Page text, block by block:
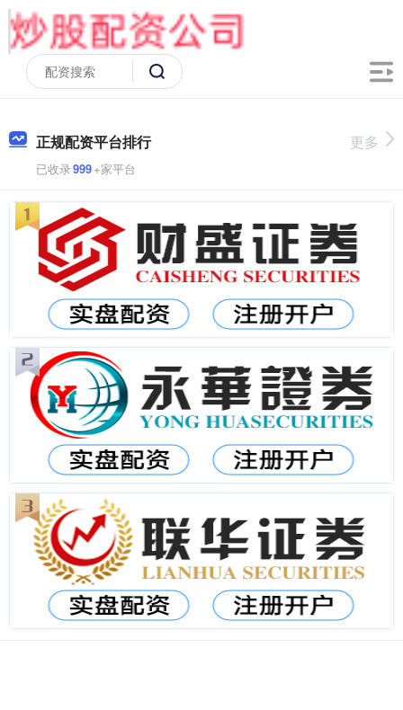
正规配资平台排行
已收录999+家平台
更多